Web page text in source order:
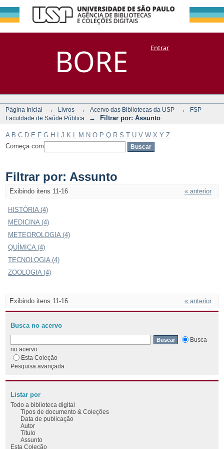
BORE
Filtrar por:
Assunto
DSpace/Manakin + CoriscoEntrar
Página Inicial → Livros → Acervo das Bibliotecas da USP →
FSP -
Faculdade de Saúde Pública
→ Filtrar por: Assunto
A B C D E F G H J K M N O P Q R S T U V W X Y Z
Começa com
Filtrar por: Assunto
Exibindo itens 11-16 « anterior
HISTÓRIA (4)
MEDICINA (4)
METEOROLOGIA (4)
QUÍMICA (4)
TECNOLOGIA (4)
ZOOLOGIA (4)
Exibindo itens 11-16 « anterior
Busca no acervo
Busca
no acervo
Esta Coleção
Pesquisa avançada
Listar por
Todo a biblioteca digital
Tipos de documento & Coleções
Data de publicação
Autor
Título
Assunto
Esta Coleção